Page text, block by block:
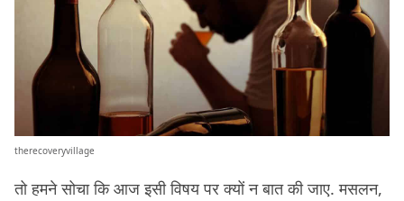
therecoveryvillage
तो हमने सोचा कि आज इसी विषय पर क्यों न बात की जाए. मसलन,